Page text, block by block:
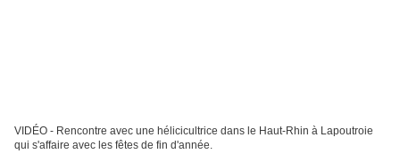
VIDÉO - Rencontre avec une hélicicultrice dans le Haut-Rhin à Lapoutroie
qui s'affaire avec les fêtes de fin d'année.